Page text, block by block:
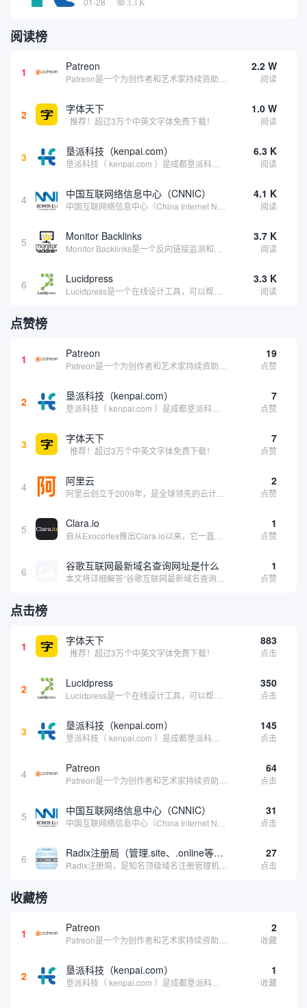
3.3 K
阅读榜
1 Patreon 2.2 W
阅读
2 字体天下
推荐！超过3万个中英文字体免费下载！
1.0 W
阅读
3 垦派科技（kenpai.com） 6.3 K
阅读
4 中国互联网络信息中心（CNNIC） 4.1 K
阅读
5 Monitor Backlinks 3.7 K
阅读
6 Lucidpress 3.3 K
阅读
点赞榜
1 Patreon 19
点赞
2 垦派科技（kenpai.com） 7
点赞
3 字体天下
推荐！超过3万个中英文字体免费下载！
7
点赞
4 阿里云 2
点赞
5 Clara.io 1
点赞
6 谷歌互联网最新域名查询网址是什么 1
点赞
点击榜
1 字体天下
推荐！超过3万个中英文字体免费下载！
883
点击
2 Lucidpress 350
点击
3 垦派科技（kenpai.com） 145
点击
4 Patreon 64
点击
5 中国互联网络信息中心（CNNIC） 31
点击
6 Radix注册局（管理.site、.online等顶级域名） 27
点击
收藏榜
1 Patreon 2
收藏
2 垦派科技（kenpai.com） 1
收藏